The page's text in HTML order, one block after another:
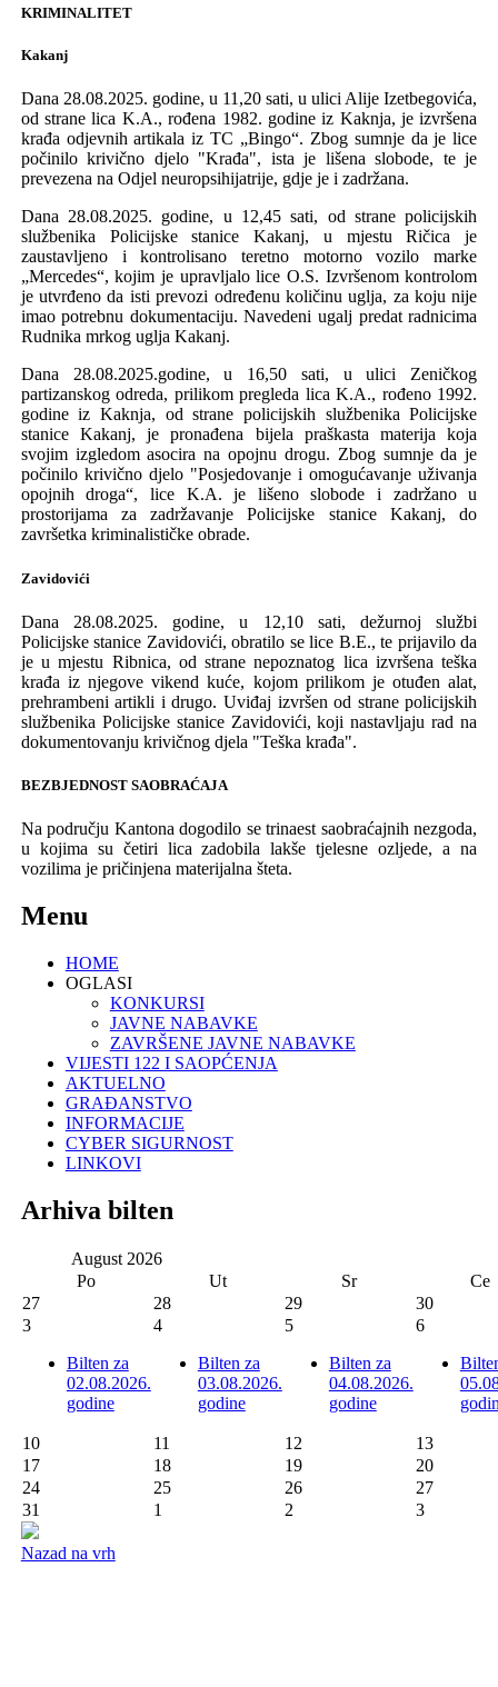
KRIMINALITET
Kakanj
Dana28.08.2025. godine, u11,20 sati, u ulici Alije Izetbegovića,
od strane lica K.A., rođena 1982. godine iz Kaknja, je izvršena
krađa odjevnih artikala iz TC „Bingo“. Zbog sumnje da je lice
počinilo krivično djelo "Krađa", ista je lišena slobode, te je
prevezena na Odjel neuropsihijatrije, gdje je i zadržana.
Dana 28.08.2025. godine, u 12,45 sati, od strane policijskih
službenika Policijske stanice Kakanj, u mjestu Ričicaje
zaustavljeno i kontrolisano teretno motorno vozilo marke
„Mercedes“,kojim je upravljalo lice O.S. Izvršenom kontrolom
jeutvrđeno da isti prevozi određenu količinuuglja, za kojunije
imao potrebnu dokumentaciju. Navedeni ugalj predat radnicima
Rudnika mrkog uglja Kakanj.
Dana 28.08.2025.godine, u 16,50 sati, u uliciZeničkog
partizanskog odreda, prilikom pregleda lica K.A., rođeno 1992.
godine iz Kaknja, od strane policijskih službenika Policijske
stanice Kakanj, jepronađena bijela praškasta materijakoja
svojim izgledom asocira na opojnu drogu. Zbog sumnje da je
počinilo krivično djelo "Posjedovanje i omogućavanje uživanja
opojnihdroga“, lice K.A. je lišeno slobode i zadržano u
prostorijama za zadržavanje Policijske stanice Kakanj, do
završetka kriminalističke obrade.
Zavidovići
Dana 28.08.2025. godine, u 12,10 sati, dežurnoj službi
Policijske stanice Zavidovići, obratilo se lice B.E., te prijavilo da
je u mjestu Ribnica, od stranenepoznatog lica izvršena teška
krađa iz njegove vikend kuće, kojom prilikom je otuđen alat,
prehrambeni artikli i drugo. Uviđaj izvršen od strane policijskih
službenika Policijske stanice Zavidovići, koji nastavljaju rad na
dokumentovanju krivičnog djela "Teška krađa".
BEZBJEDNOST SAOBRAĆAJA
Na području Kantona dogodilo se trinaest saobraćajnih nezgoda,
u kojima su četiri lica zadobila lakše tjelesne ozljede, a na
vozilima je pričinjena materijalna šteta.
Menu
HOME
OGLASI
KONKURSI
JAVNE NABAVKE
ZAVRŠENE JAVNE NABAVKE
VIJESTI 122 I SAOPĆENJA
AKTUELNO
GRAĐANSTVO
INFORMACIJE
CYBER SIGURNOST
LINKOVI
Arhiva bilten
August 2026
Po
Ut Sr
Ce
27
28 29
30
3
Bilten za
02.08.2026.
godine
4
Bilten za
03.08.2026.
godine
5
Bilten za
04.08.2026.
godine
6
10 11 12
13
17
18 19
20
24
25 26
27
31
1 2 3
Nazad na vrh